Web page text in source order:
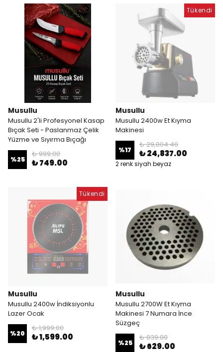
Musullu
Musullu 2'li Profesyonel Kasap
Bıçak Seti - Paslanmaz Çelik
Yüzme ve Sıyırma Bıçağı
%25
₺ 999.00
₺ 749.00
Tükendi
Musullu
Musullu 2400w Et Kıyma
Makinesi
%17
₺ 29,804.40
₺ 24,837.00
2 renk siyah beyaz
Tükendi
Musullu
Musullu 2400w İndiksiyonlu
Lazer Ocak
%20
₺ 1,999.00
₺ 1,599.00
Musullu
Musullu 2700W Et Kıyma
Makinesi 7 Numara İnce
Süzgeç
%25
₺ 839.00
₺ 629.00